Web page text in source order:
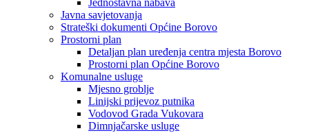
Jednostavna nabava
Javna savjetovanja
Strateški dokumenti Općine Borovo
Prostorni plan
Detaljan plan uređenja centra mjesta Borovo
Prostorni plan Općine Borovo
Komunalne usluge
Mjesno groblje
Linijski prijevoz putnika
Vodovod Grada Vukovara
Dimnjačarske usluge